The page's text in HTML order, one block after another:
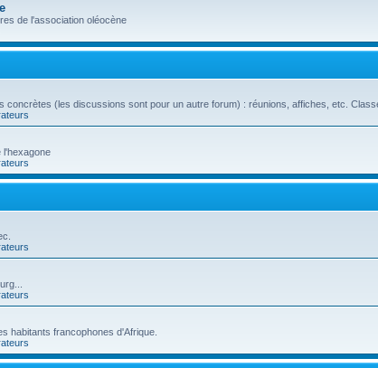
de l'association oléocène
concrètes (les discussions sont pour un autre forum) : réunions, affiches, etc.
l'hexagone
habitants francophones d'Afrique.